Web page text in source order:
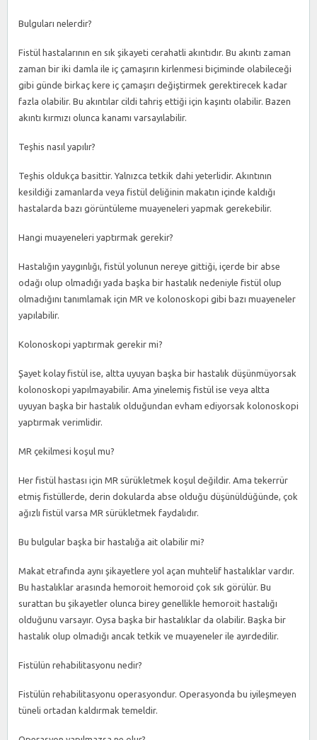
Bulguları nelerdir?
Fistül hastalarının en sık şikayeti cerahatli akıntıdır. Bu akıntı zaman
zaman bir iki damla ile iç çamaşırın kirlenmesi biçiminde olabileceği
gibi günde birkaç kere iç çamaşırı değiştirmek gerektirecek kadar
fazla olabilir. Bu akıntılar cildi tahriş ettiği için kaşıntı olabilir. Bazen
akıntı kırmızı olunca kanamı varsayılabilir.
Teşhis nasıl yapılır?
Teşhis oldukça basittir. Yalnızca tetkik dahi yeterlidir. Akıntının
kesildiği zamanlarda veya fistül deliğinin makatın içinde kaldığı
hastalarda bazı görüntüleme muayeneleri yapmak gerekebilir.
Hangi muayeneleri yaptırmak gerekir?
Hastalığın yaygınlığı, fistül yolunun nereye gittiği, içerde bir abse
odağı olup olmadığı yada başka bir hastalık nedeniyle fistül olup
olmadığını tanımlamak için MR ve kolonoskopi gibi bazı muayeneler
yapılabilir.
Kolonoskopi yaptırmak gerekir mi?
Şayet kolay fistül ise, altta uyuyan başka bir hastalık düşünmüyorsak
kolonoskopi yapılmayabilir. Ama yinelemiş fistül ise veya altta
uyuyan başka bir hastalık olduğundan evham ediyorsak kolonoskopi
yaptırmak verimlidir.
MR çekilmesi koşul mu?
Her fistül hastası için MR sürükletmek koşul değildir. Ama tekerrür
etmiş fistüllerde, derin dokularda abse olduğu düşünüldüğünde, çok
ağızlı fistül varsa MR sürükletmek faydalıdır.
Bu bulgular başka bir hastalığa ait olabilir mi?
Makat etrafında aynı şikayetlere yol açan muhtelif hastalıklar vardır.
Bu hastalıklar arasında hemoroit hemoroid çok sık görülür. Bu
surattan bu şikayetler olunca birey genellikle hemoroit hastalığı
olduğunu varsayır. Oysa başka bir hastalıklar da olabilir. Başka bir
hastalık olup olmadığı ancak tetkik ve muayeneler ile ayırdedilir.
Fistülün rehabilitasyonu nedir?
Fistülün rehabilitasyonu operasyondur. Operasyonda bu iyileşmeyen
tüneli ortadan kaldırmak temeldir.